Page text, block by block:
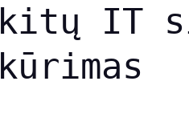
kitų IT
kūrimas